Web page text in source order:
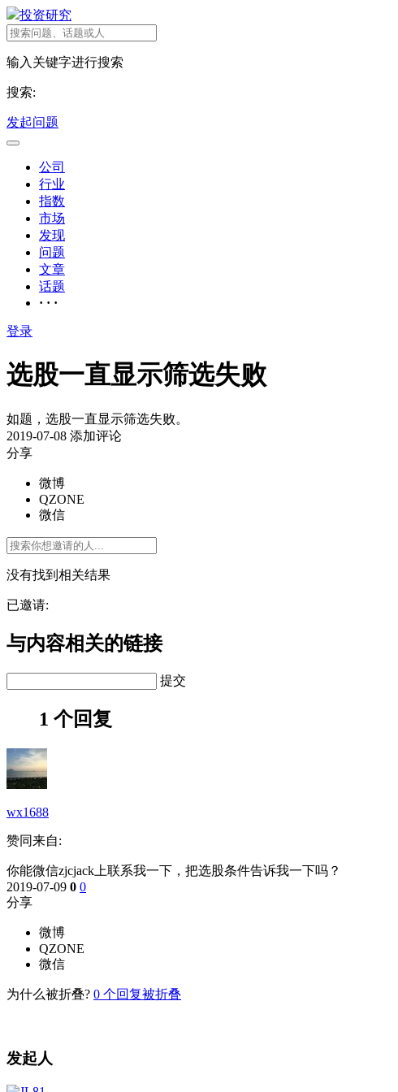
投资研究
输入关键字进行搜索
搜索:
发起问题
公司
行业
指数
市场
发现
问题
文章
话题
· · ·
登录
选股一直显示筛选失败
如题，选股一直显示筛选失败。
2019-07-08 添加评论
分享
微博
QZONE
微信
没有找到相关结果
已邀请:
与内容相关的链接
提交
1 个回复
wx1688
赞同来自:
你能微信zjcjack上联系我一下，把选股条件告诉我一下吗？
2019-07-09 0 0
分享
微博
QZONE
微信
为什么被折叠? 0 个回复被折叠
发起人